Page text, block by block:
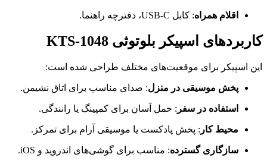
اقلام همراه: کابل USB-C، دفترچه راهنما.
کاربردهای اسپیکر بلوتوثی KTS-1048
این اسپیکر برای موقعیت‌های مختلف طراحی شده است:
پخش موسیقی در منزل: صدای مناسب برای اتاق نشیمن.
استفاده در سفر : حمل آسان برای کمپینگ یا رانندگی.
محیط کار : پخش پادکست یا موسیقی آرام برای تمرکز.
سازگاری گسترده: مناسب برای گوشی‌های اندروید و iOS.